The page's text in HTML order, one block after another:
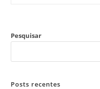
Pesquisar
Posts recentes